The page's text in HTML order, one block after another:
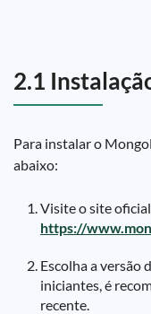
2.1
Para instalar o
abaixo:
Visite o site
https://
Escolha a versão
iniciantes, é
recente.